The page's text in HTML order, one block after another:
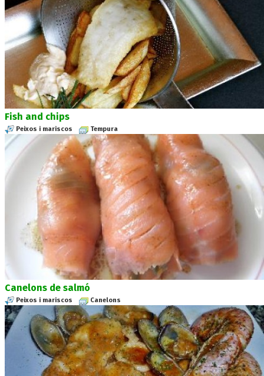
Fish and chips
Peixos i mariscos Tempura
Canelons de salmó
Peixos i mariscos Canelons